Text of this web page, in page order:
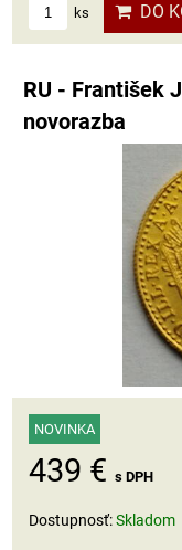
ks DO
RU - František
novorazba
NOVINKA
439 € s DPH
Dostupnosť:Skladom